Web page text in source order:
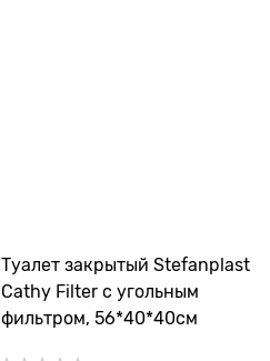
Туалет закрытый Stefanplast
Cathy Filter с угольным
фильтром, 56*40*40см